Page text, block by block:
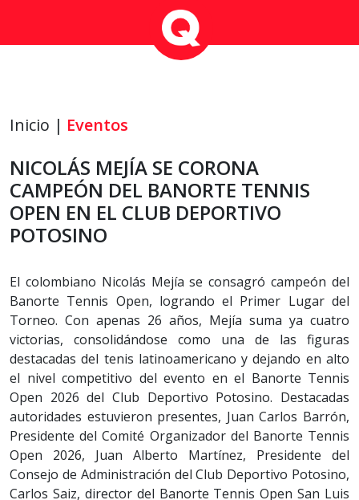
Inicio | Eventos
NICOLÁS MEJÍA SE CORONA
CAMPEÓN DEL BANORTE TENNIS
OPEN EN EL CLUB DEPORTIVO
POTOSINO
El colombiano Nicolás Mejía se consagró campeón del
Banorte Tennis Open, logrando el Primer Lugar del
Torneo. Con apenas 26 años, Mejía suma ya cuatro
victorias, consolidándose como una de las figuras
destacadas del tenis latinoamericano y dejando en alto
el nivel competitivo del evento en el Banorte Tennis
Open 2026 del Club Deportivo Potosino. Destacadas
autoridades estuvieron presentes, Juan Carlos Barrón,
Presidente del Comité Organizador del Banorte Tennis
Open 2026, Juan Alberto Martínez, Presidente del
Consejo de Administración del Club Deportivo Potosino,
Carlos Saiz, director del Banorte Tennis Open San Luis